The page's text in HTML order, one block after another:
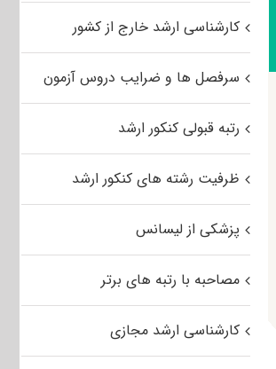
کارشناسی ارشد خارج از کشور
سرفصل ها و ضرایب دروس آزمون
رتبه قبولی کنکور ارشد
ظرفیت رشته های کنکور ارشد
پزشکی از لیسانس
مصاحبه با رتبه های برتر
کارشناسی ارشد مجازی